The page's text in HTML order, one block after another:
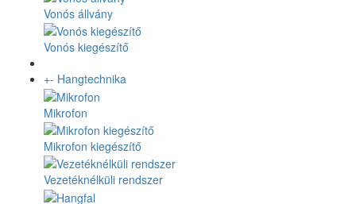
Vonós állvány
Vonós kiegészítő
+- Hangtechnika
Mikrofon
Mikrofon kiegészítő
Vezetéknélküli rendszer